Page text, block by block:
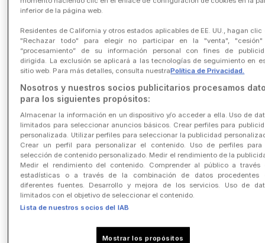
El Responsable del Tratamiento del Grupo llevará a cabo el
función de las opciones que usted elija:
Si usted se adhiere al Programa de Fidelización:
Gestionar su adhesión al Programa de Fidelización;
Analizar el uso que usted haga de los Servicios dentro del/de los
Centro(s) Comercial(es), tal y como se detalla más adelante en el
apartado 3, para informarle sobre ofertas personalizadas y eventos
que puedan ser de su interés;
Enviarle comunicaciones sobre la marca Westfield o sobre el
Programa de Fidelización.
Si se suscribe a la Newsletter, para enviarle dicha Newsletter.
El/los Responsable(s) Local(es) del Tratamiento también llevará(n) a
cabo el tratamiento de sus datos personales para determinados
fines exclusivamente en función de las opciones que usted elija:
comunicaciones para informarle sobre ofertas y eventos
específicos de su(s) Centro(s) Comercial(es) Favorito(s) y para
inferior de la página web.
Residentes de California y otros estados aplicables de EE. UU., hagan clic
"Rechazar todo" para elegir no participar en la "venta",
“procesamiento” de su información personal con fines de
dirigida. La exclusión se aplicará a las tecnologías de seguimiento en
sitio web. Para más detalles, consulta nuestraPolítica de Privacidad.
Nosotros y nuestros socios publicitarios procesamos
para los siguientes propósitos:
Almacenar la información en un dispositivo y/o acceder a ella. Uso de
limitados para seleccionar anuncios básicos. Crear perfiles para
personalizada. Utilizar perfiles para seleccionar la publicidad
Crear un perfil para personalizar el contenido. Uso de perfiles
selección de contenido personalizado. Medir el rendimiento de la
Medir el rendimiento del contenido. Comprender al público a través
estadísticas o a través de la combinación de datos procedentes
diferentes fuentes. Desarrollo y mejora de los servicios. Uso de
limitados con el objetivo de seleccionar el contenido.
Lista de nuestros socios del IAB
Mostrar los propósitos